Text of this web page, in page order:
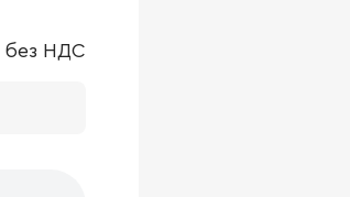
без НДС